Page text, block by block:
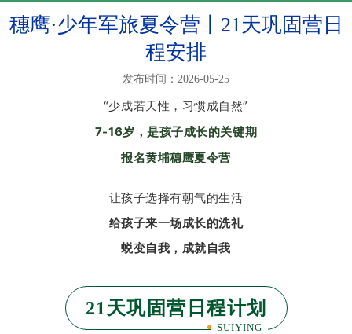
穗鹰·少年军旅夏令营丨21天巩固营日
程安排
发布时间：2026-05-25
“少成若天性，习惯成自然”
7-16岁，是孩子成长的关键期
报名黄埔穗鹰夏令营
让孩子选择有朝气的生活
给孩子来一场成长的洗礼
蜕变自我，成就自我
21天巩固营日程计划
SUIYING